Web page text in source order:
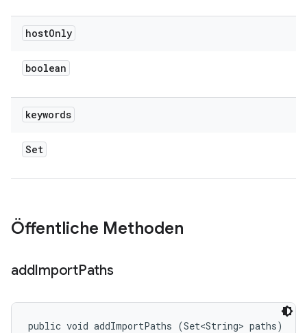
hostOnly
boolean
keywords
Set
Öffentliche Methoden
addImportPaths
public void addImportPaths (Set<String> paths)